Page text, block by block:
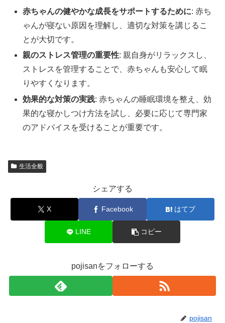
赤ちゃんの健やかな成長をサポートするために: 赤ち
ゃんが寝ない原因を理解し、適切な対策を講じるこ
とが大切です。
親のストレス管理の重要性: 親自身がリラックスし、
ストレスを管理することで、赤ちゃんも安心して眠
りやすくなります。
効果的な対策の実践: 赤ちゃんの睡眠環境を整え、効
果的な寝かしつけ方法を試し、必要に応じて専門家
のアドバイスを受けることが重要です。
生活全般
シェアする
X Facebook はてブ
LINE コピー
pojisanをフォローする
pojisan